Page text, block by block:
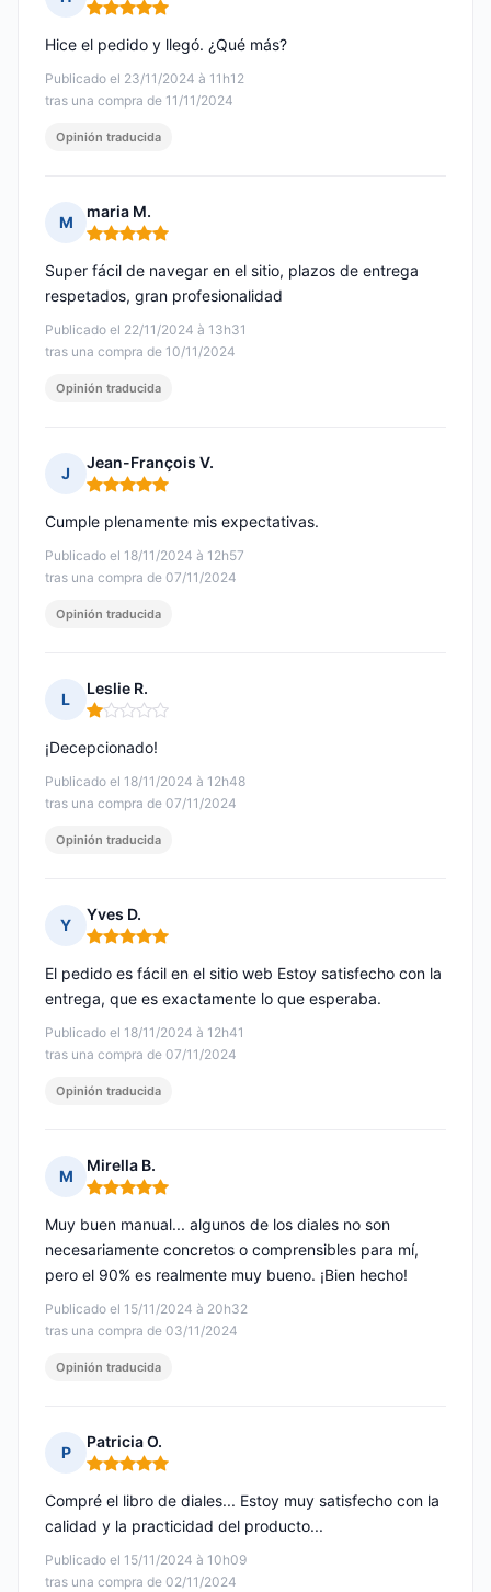
Nota: 5 de 5
Publicado el 23/11/2024 à 11h12
tras una compra de 11/11/2024
Hice el pedido y llegó. ¿Qué más?
Opinión traducida
M
maria M.
Nota: 5 de 5
Publicado el 22/11/2024 à 13h31
tras una compra de 10/11/2024
Super fácil de navegar en el sitio, plazos de entrega
respetados, gran profesionalidad
Opinión traducida
J
Jean-François V.
Nota: 5 de 5
Publicado el 18/11/2024 à 12h57
tras una compra de 07/11/2024
Cumple plenamente mis expectativas.
Opinión traducida
L
Leslie R.
Nota: 1 de 5
Publicado el 18/11/2024 à 12h48
tras una compra de 07/11/2024
¡Decepcionado!
Opinión traducida
Y
Yves D.
Nota: 5 de 5
Publicado el 18/11/2024 à 12h41
tras una compra de 07/11/2024
El pedido es fácil en el sitio web Estoy satisfecho con la
entrega, que es exactamente lo que esperaba.
Opinión traducida
M
Mirella B.
Nota: 5 de 5
Publicado el 15/11/2024 à 20h32
tras una compra de 03/11/2024
Muy buen manual... algunos de los diales no son
necesariamente concretos o comprensibles para mí,
pero el 90% es realmente muy bueno. ¡Bien hecho!
Opinión traducida
P
Patricia O.
Nota: 5 de 5
Publicado el 15/11/2024 à 10h09
tras una compra de 02/11/2024
Compré el libro de diales... Estoy muy satisfecho con la
calidad y la practicidad del producto...